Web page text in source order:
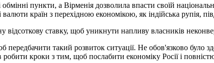
пункти, а Вірменія дозволила впасти своїй
валюти країн з перехідною економікою, як індійська рупія,
відсоткову ставку, щоб уникнути напливу власників
передбачити такий розвиток ситуації. Не обов'язково було
кроки з тим, щоб послабити економіку Росії і